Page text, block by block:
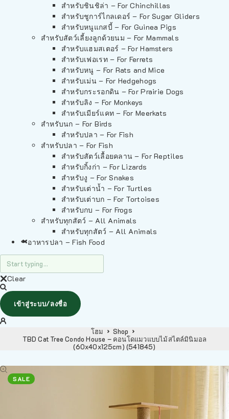
สำหรับชินชิล่า – For Chinchillas
สำหรับชูการ์ไกลเดอร์ – For Sugar Gliders
สำหรับหนูแกสบี้ – For Guinea Pigs
สำหรับสัตว์เลี้ยงลูกด้วยนม – For Mammals
สำหรับแฮมสเตอร์ – For Hamsters
สำหรับเฟอเรท – For Ferrets
สำหรับหนู – For Rats and Mice
สำหรับเม่น – For Hedgehogs
สำหรับกระรอกดิน – For Prairie Dogs
สำหรับลิง – For Monkeys
สำหรับเมียร์แคท – For Meerkats
สำหรับนก – For Birds
สำหรับปลา – For Fish
สำหรับปลา – For Fish
สำหรับสัตว์เลื้อยคลาน – For Reptiles
สำหรับกิ้งก่า – For Lizards
สำหรับงู – For Snakes
สำหรับเต่าน้ำ – For Turtles
สำหรับเต่าบก – For Tortoises
สำหรับกบ – For Frogs
สำหรับทุกสัตว์ – All Animals
สำหรับทุกสัตว์ – All Animals
อาหารปลา – Fish Food
Clear
เข้าสู่ระบบ/ลงชื่อ
โฮม
Shop
TBD Cat Tree Condo House – คอนโดแมวแบบไม้สไตล์มินิมอล
(60x40x125cm) (541845)
SALE